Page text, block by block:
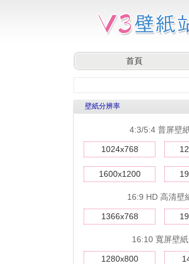
首頁
壁紙分辨率
4:3/5:4 普屏壁
1024x768
1600x1200
16:9 HD 高清壁
1366x768
16:10 寬屏壁紙
1280x800